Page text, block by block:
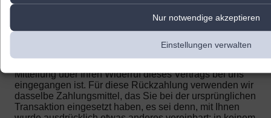
Nur notwendige akzeptieren
Einstellungen verwalten
zusätzlichen Kosten, die sich daraus ergeben, dass Sie
eine andere Art der Lieferung, als die von uns
angebotene, günstigste Standardlieferung gewählt
haben), unverzüglich und spätestens binnen vierzehn
Mitteilung über Ihren Widerruf dieses Vertrags bei uns
eingegangen ist. Für diese Rückzahlung verwenden wir
dasselbe Zahlungsmittel, das Sie bei der ursprünglichen
Transaktion eingesetzt haben, es sei denn, mit Ihnen